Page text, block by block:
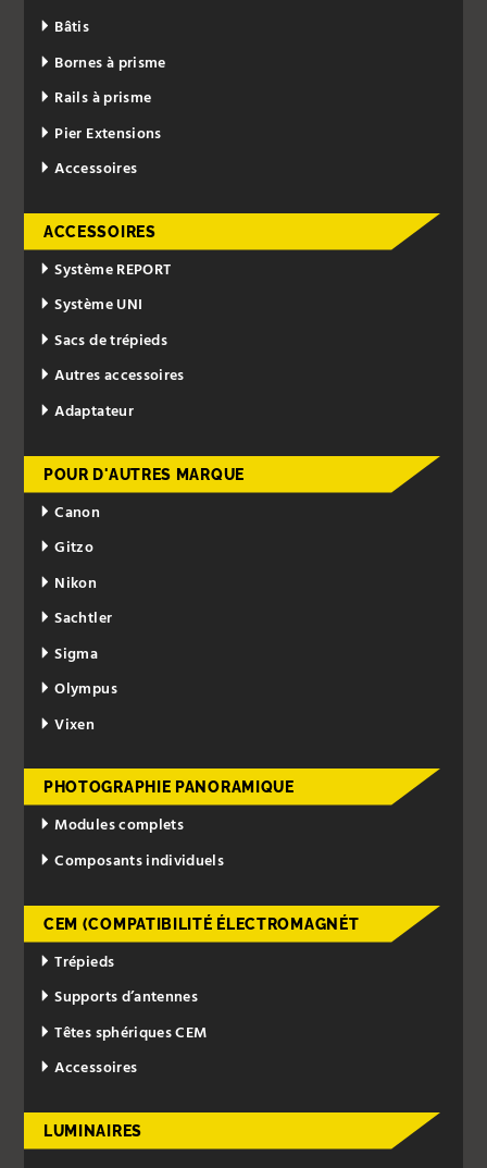
Bâtis
Bornes à prisme
Rails à prisme
Pier Extensions
Accessoires
ACCESSOIRES
Système REPORT
Système UNI
Sacs de trépieds
Autres accessoires
Adaptateur
POUR D'AUTRES MARQUE
Canon
Gitzo
Nikon
Sachtler
Sigma
Olympus
Vixen
PHOTOGRAPHIE PANORAMIQUE
Modules complets
Composants individuels
CEM (COMPATIBILITÉ ÉLECTROMAGNÉT
Trépieds
Supports d’antennes
Têtes sphériques CEM
Accessoires
LUMINAIRES